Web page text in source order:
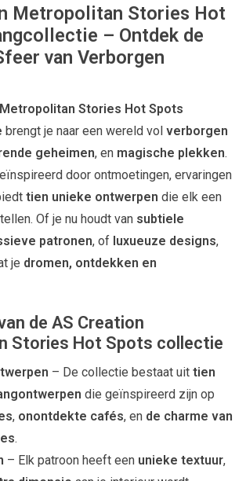
Metropolitan Stories Hot
– Ontdek de
van Verborgen
Stories Hot Spots
brengt je naar een wereld vol verborgen
geheimen, en magische plekken.
door ontmoetingen, ervaringen
tien unieke ontwerpen die elk een
Of je nu houdt van subtiele
patronen, of luxueuze designs,
je dromen, ontdekken en
de AS Creation
Stories Hot Spots collectie
– De collectie bestaat uit tien
die geïnspireerd zijn op
, onontdekte cafés, en de charme van
.
– Elk patroon heeft een unieke textuur,